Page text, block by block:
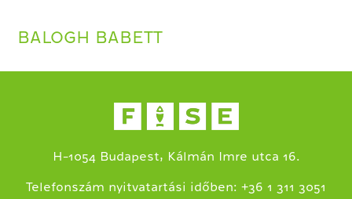
BALOGH BABETT
H-1054 Budapest, Kálmán Imre utca 16.
Telefonszám nyitvatartási időben: +36 1 311 3051